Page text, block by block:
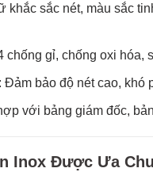
khắc sắc nét, màu sắc
chống gỉ, chống oxi hóa,
: Đảm bảo độ nét cao, khó
với bảng giám đốc,
Inox Được Ưa